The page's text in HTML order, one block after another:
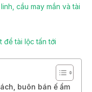
cầu may mắn và tài
để tài lộc tấn tới
buôn bán ế ẩm